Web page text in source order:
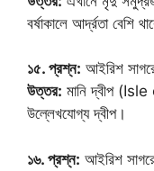
বর্ষাকালে আর্দ্রতা বেশি
১৫. প্রশ্ন: আইরিশ
উত্তর: মানি দ্বীপ
উল্লেখযোগ্য দ্বীপ।
১৬. প্রশ্ন: আইরিশ